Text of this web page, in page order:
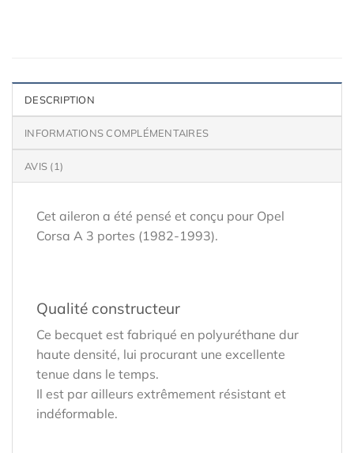
DESCRIPTION
INFORMATIONS COMPLÉMENTAIRES
AVIS (1)
Cet aileron a été pensé et conçu pour Opel
Corsa A 3 portes (1982-1993).
Qualité constructeur
Ce becquet est fabriqué en polyuréthane dur
haute densité, lui procurant une excellente
tenue dans le temps.
Il est par ailleurs extrêmement résistant et
indéformable.